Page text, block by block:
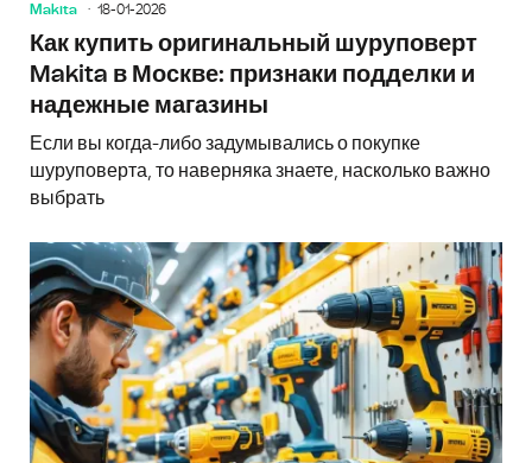
Makita 18-01-2026
Как купить оригинальный шуруповерт
Makita в Москве: признаки подделки и
надежные магазины
Если вы когда-либо задумывались о покупке
шуруповерта, то наверняка знаете, насколько важно
выбрать